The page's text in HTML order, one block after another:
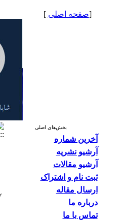
[صفحه اصلی ]
بخش‌های اصلی
آخرین شماره
آرشیو نشریه
آرشیو مقالات
ثبت نام و اشتراک
ارسال مقاله
درباره ما
تماس با ما